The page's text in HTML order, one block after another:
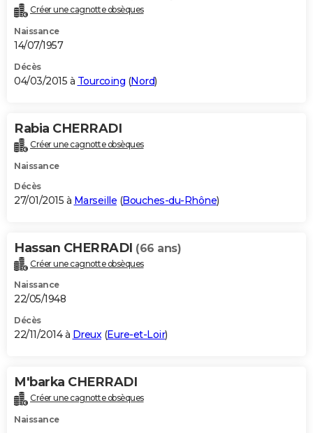
Créer une cagnotte obsèques
Naissance
14/07/1957
Décès
04/03/2015 à Tourcoing (Nord)
Rabia CHERRADI
Créer une cagnotte obsèques
Naissance
Décès
27/01/2015 à Marseille (Bouches-du-Rhône)
Hassan CHERRADI (66 ans)
Créer une cagnotte obsèques
Naissance
22/05/1948
Décès
22/11/2014 à Dreux(Eure-et-Loir)
M'barka CHERRADI
Créer une cagnotte obsèques
Naissance